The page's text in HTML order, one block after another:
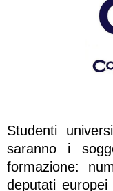
Studenti
saranno i
formazione:
deputati